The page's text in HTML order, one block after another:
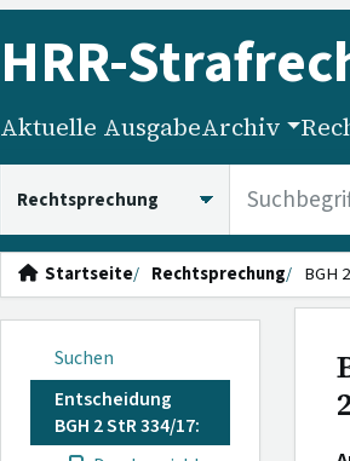
HRR-
Aktuelle AusgabeArchiv
Startseite Rechtsprechung BGH
Suchen
Entscheidung
BGH 2 StR 334/17: